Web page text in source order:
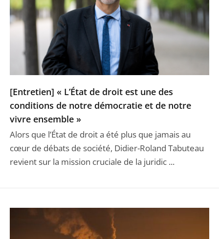
[Entretien] « L’État de droit est une des
conditions de notre démocratie et de notre
vivre ensemble »
Alors que l’État de droit a été plus que jamais au
cœur de débats de société, Didier-Roland Tabuteau
revient sur la mission cruciale de la juridic ...